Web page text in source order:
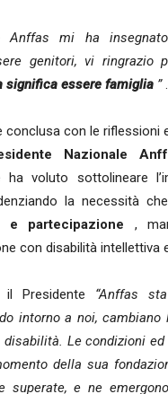
Anffas mi ha
genitori, vi ringrazio
significa essere famiglia ”.
conclusa con le riflessioni
Nazionale
ha voluto sottolineare
la necessità
e partecipazione ,
con disabilità intellettiva
il Presidente “Anffas
intorno a noi, cambiano
disabilità. Le condizioni
della sua
superate, e ne